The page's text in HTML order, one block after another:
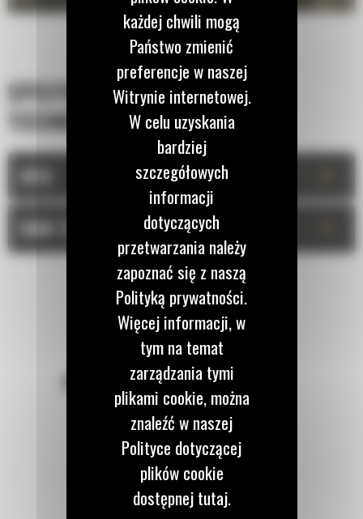
SPECYFIKACJA
TECHNICZNA
DANE TECHNICZNE
POZOSTAŃMY W KONTAKCIE
Zadzwoń do nas
122 100 122
każdej chwili mogą
Państwo zmienić
preferencje w naszej
Witrynie internetowej.
W celu uzyskania
bardziej
szczegółowych
informacji
dotyczących
przetwarzania należy
zapoznać się z naszą
Polityką prywatności.
Więcej informacji, w
tym na temat
zarządzania tymi
plikami cookie, można
znaleźć w naszej
Polityce dotyczącej
plików cookie
dostępnej tutaj.